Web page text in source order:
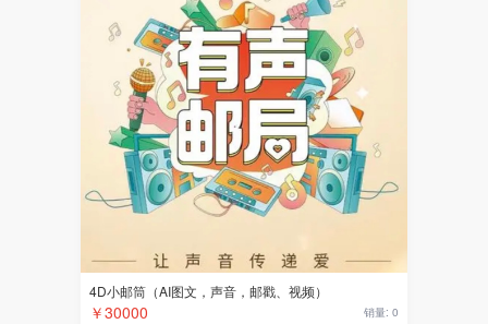
4D小邮筒（AI图文，声音，邮戳、视频）
￥30000 销量: 0